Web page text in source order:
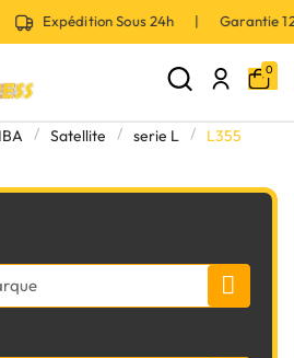
Expédition Sous 24h | Garantie
0
Satellite serie L L355